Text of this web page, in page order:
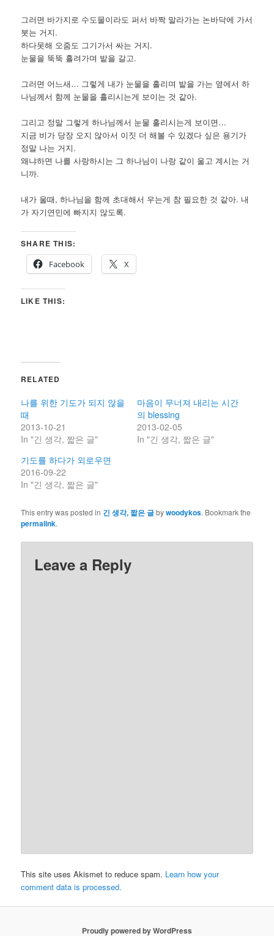
그러면 바가지로 수도물이라도 퍼서 바짝 말라가는 논바닥에 가서
붓는 거지.
하다못해 오줌도 그기가서 싸는 거지.
눈물을 뚝뚝 흘려가며 밭을 갈고.
그러면 어느새… 그렇게 내가 눈물을 흘리며 밭을 가는 옆에서 하
나님께서 함께 눈물을 흘리시는게 보이는 것 같아.
그리고 정말 그렇게 하나님께서 눈물 흘리시는게 보이면…
지금 비가 당장 오지 않아서 이짓 더 해볼 수 있겠다 싶은 용기가
정말 나는 거지.
왜냐하면 나를 사랑하시는 그 하나님이 나랑 같이 울고 계시는 거
니까.
내가 울때, 하나님을 함께 초대해서 우는게 참 필요한 것 같아. 내
가 자기연민에 빠지지 않도록.
SHARE THIS:
Facebook
X
LIKE THIS:
RELATED
나를 위한 기도가 되지 않을
때
2013-10-21
In "긴 생각, 짧은 글"
마음이 무너져 내리는 시간
의 blessing
2013-02-05
In "긴 생각, 짧은 글"
기도를 하다가 외로우면
2016-09-22
In "긴 생각, 짧은 글"
This entry was posted in 긴 생각, 짧은 글bywoodykos. Bookmark the
permalink.
Leave a Reply
This site uses Akismet to reduce spam. Learn how your
comment data is processed.
Proudly powered by WordPress